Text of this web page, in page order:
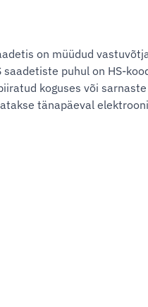
on müüdud
puhul on HS-
koguses või
tänapäeval